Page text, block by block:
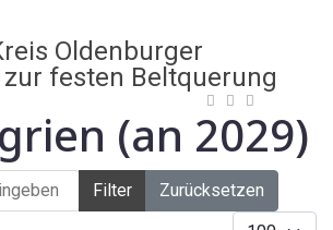
(an 2029)
Filter Zurücksetzen
Anzeige #